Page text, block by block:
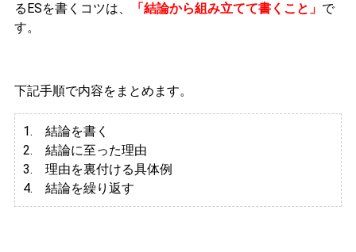
るESを書くコツは、
「結論から組み立てて書くこと」 で
す。
下記手順で内容をまとめます。
1. 結論を書く
2. 結論に至った理由
3. 理由を裏付ける具体例
4. 結論を繰り返す